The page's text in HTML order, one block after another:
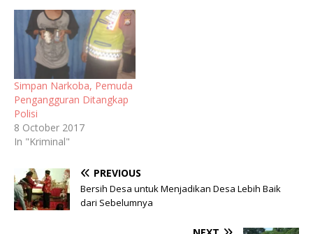
Simpan Narkoba, Pemuda
Pengangguran Ditangkap
Polisi
8 October 2017
In "Kriminal"
PREVIOUS
Bersih Desa untuk Menjadikan Desa Lebih Baik
dari Sebelumnya